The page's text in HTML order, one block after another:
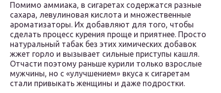
Помимо аммиака, в сигаретах содержатся разные
сахара, левулиновая кислота и множественные
ароматизаторы. Их добавляют для того, чтобы
сделать процесс курения проще и приятнее. Просто
натуральный табак без этих химических добавок
жжет горло и вызывает сильные приступы кашля.
Отчасти поэтому раньше курили только взрослые
мужчины, но с «улучшением» вкуса к сигаретам
стали привыкать женщины и даже подростки.